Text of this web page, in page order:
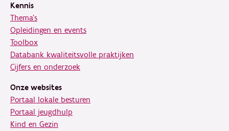
Kennis
Thema's
Opleidingen en events
Toolbox
Databank kwaliteitsvolle praktijken
Cijfers en onderzoek
Onze websites
Portaal lokale besturen
Portaal jeugdhulp
Kind en Gezin